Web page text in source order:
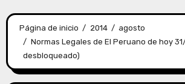
Página de inicio 2014
agosto
Normas Legales de El Peruano de hoy
desbloqueado)